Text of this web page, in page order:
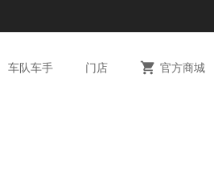
车队车手 门店  官方商城